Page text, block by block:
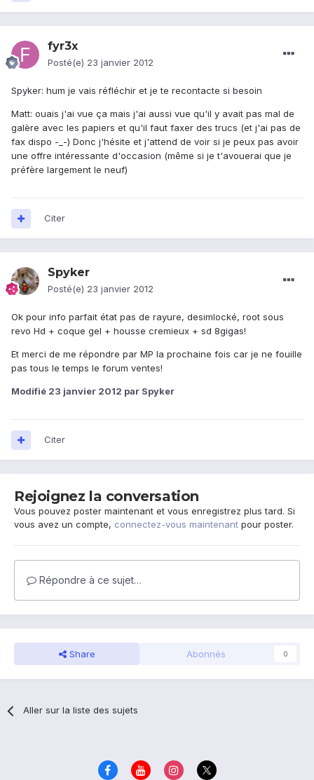
fyr3x
Posté(e) 23 janvier 2012
Spyker: hum je vais réfléchir et je te recontacte si besoin
Matt: ouais j'ai vue ça mais j'ai aussi vue qu'il y avait pas mal de
galère avec les papiers et qu'il faut faxer des trucs (et j'ai pas de
fax dispo -_-) Donc j'hésite et j'attend de voir si je peux pas avoir
une offre intéressante d'occasion (même si je t'avouerai que je
préfère largement le neuf)
Citer
Spyker
Posté(e) 23 janvier 2012
Ok pour info parfait état pas de rayure, desimlocké, root sous
revo Hd + coque gel + housse cremieux + sd 8gigas!
Et merci de me répondre par MP la prochaine fois car je ne fouille
pas tous le temps le forum ventes!
Modifié 23 janvier 2012 par Spyker
Citer
Rejoignez la conversation
Vous pouvez poster maintenant et vous enregistrez plus tard. Si
vous avez un compte, connectez-vous maintenant pour poster.
Répondre à ce sujet…
Share Abonnés 0
Aller sur la liste des sujets